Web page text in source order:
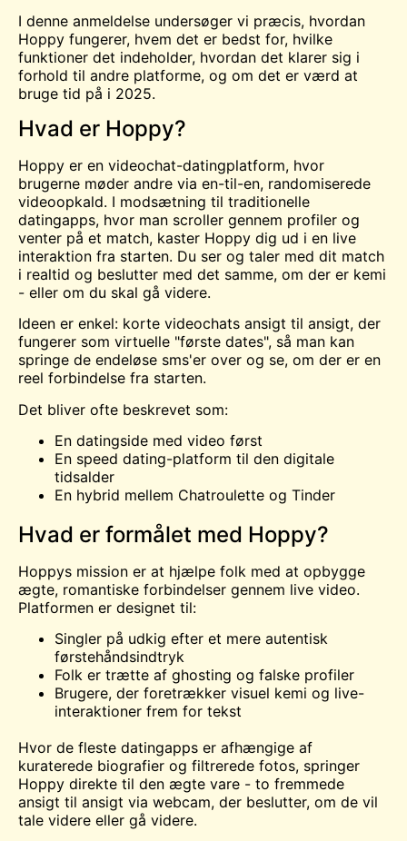
I denne anmeldelse undersøger vi præcis, hvordan
Hoppy fungerer, hvem det er bedst for, hvilke
funktioner det indeholder, hvordan det klarer sig i
forhold til andre platforme, og om det er værd at
bruge tid på i 2025.
Hvad er Hoppy?
Hoppy er en videochat-datingplatform, hvor
brugerne møder andre via en-til-en, randomiserede
videoopkald. I modsætning til traditionelle
datingapps, hvor man scroller gennem profiler og
venter på et match, kaster Hoppy dig ud i en live
interaktion fra starten. Du ser og taler med dit match
i realtid og beslutter med det samme, om der er kemi
- eller om du skal gå videre.
Ideen er enkel: korte videochats ansigt til ansigt, der
fungerer som virtuelle "første dates", så man kan
springe de endeløse sms'er over og se, om der er en
reel forbindelse fra starten.
Det bliver ofte beskrevet som:
En datingside med video først
En speed dating-platform til den digitale
tidsalder
En hybrid mellem Chatroulette og Tinder
Hvad er formålet med Hoppy?
Hoppys mission er at hjælpe folk med at opbygge
ægte, romantiske forbindelser gennem live video.
Platformen er designet til:
Singler på udkig efter et mere autentisk
førstehåndsindtryk
Folk er trætte af ghosting og falske profiler
Brugere, der foretrækker visuel kemi og live-
interaktioner frem for tekst
Hvor de fleste datingapps er afhængige af
kuraterede biografier og filtrerede fotos, springer
Hoppy direkte til den ægte vare - to fremmede
ansigt til ansigt via webcam, der beslutter, om de vil
tale videre eller gå videre.